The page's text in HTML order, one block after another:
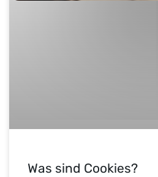
Was sind Cookies?